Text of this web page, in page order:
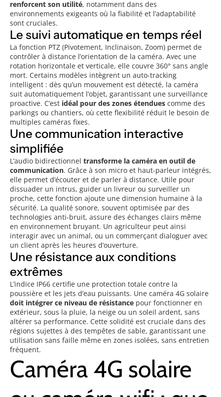
renforcent son utilité, notamment dans des
environnements exigeants où la fiabilité et l’adaptabilité
sont cruciales.
Le suivi automatique en temps réel
La fonction PTZ (Pivotement, Inclinaison, Zoom) permet de
contrôler à distance l’orientation de la caméra. Avec une
rotation horizontale et verticale, elle couvre 360° sans angle
mort. Certains modèles intègrent un auto-tracking
intelligent : dès qu’un mouvement est détecté, la caméra
suit automatiquement l’objet, garantissant une surveillance
proactive. C’est idéal pour des zones étendues comme des
parkings ou chantiers, où cette flexibilité réduit le besoin de
multiples caméras fixes.
Une communication interactive
simplifiée
L’audio bidirectionnel transforme la caméra en outil de
communication. Grâce à son micro et haut-parleur intégrés,
elle permet d’écouter et de parler à distance. Utile pour
dissuader un intrus, guider un livreur ou surveiller un
proche, cette fonction ajoute une dimension humaine à la
sécurité. La qualité sonore, souvent optimisée par des
technologies anti-bruit, assure des échanges clairs même
en environnement bruyant. Un agriculteur peut ainsi
interagir avec un animal, ou un commerçant dialoguer avec
un client après les heures d’ouverture.
Une résistance aux conditions
extrêmes
L’indice IP66 certifie une protection totale contre la
poussière et les jets d’eau puissants. Une caméra 4G solaire
doit intégrer ce niveau de résistance pour fonctionner en
extérieur, sous la pluie, la neige ou un soleil ardent, sans
altérer sa performance. Cette solidité est cruciale dans des
régions sujettes à des tempêtes de sable, garantissant une
utilisation sans faille même en zones isolées, sans entretien
fréquent.
Caméra 4G solaire